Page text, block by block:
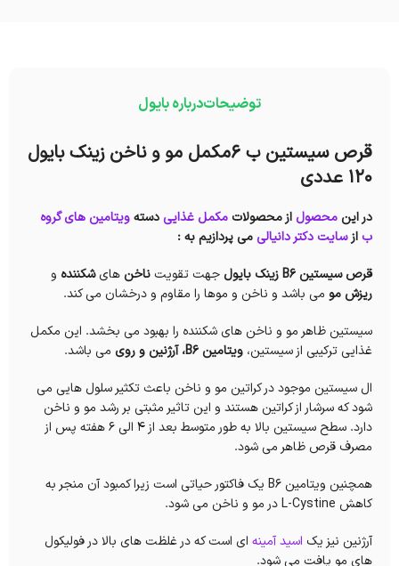
توضیحاتدرباره بایول
قرص سیستین ب ۶مکمل مو و ناخن زینک بایول
120 عددی
در این محصول از محصولات مکمل غذاییدستهویتامین های گروه
ب ازسایت دکتر دانیالیمی پردازیم به :
قرص سیستین B6 زینک بایول
جهت تقویتناخن هایشکننده و
ریزش مو می باشد و ناخن و موها را مقاوم و درخشان می کند.
سیستین ظاهر مو و ناخن های شکننده را بهبود می بخشد. این مکمل
غذایی ترکیبی از سیستین، ویتامین B6، آرژنین و روی
می باشد.
ال سیستین موجود در کراتین مو و ناخن باعث تکثیر سلول هایی می
شود که سرشار از کراتین هستند و این تاثیر مثبتی بر رشد مو و ناخن
دارد. سطح سیستین بالا به طور متوسط بعد از 4 الی 6 هفته پس از
مصرف قرص ظاهر می شود.
همچنین ویتامین B6 یک فاکتور حیاتی است زیرا کمبود آن منجر به
کاهش L-Cystine در مو و ناخن می شود.
آرژنین نیز یک اسید آمینه ای است که در غلظت های بالا در فولیکول
های مو یافت می شود.